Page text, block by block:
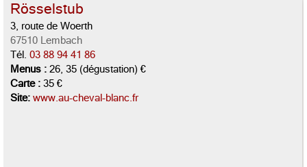
Rösselstub
3, route de Woerth
67510 Lembach
Tél. 03 88 94 41 86
Menus : 26, 35 (dégustation) €
Carte : 35 €
Site: www.au-cheval-blanc.fr